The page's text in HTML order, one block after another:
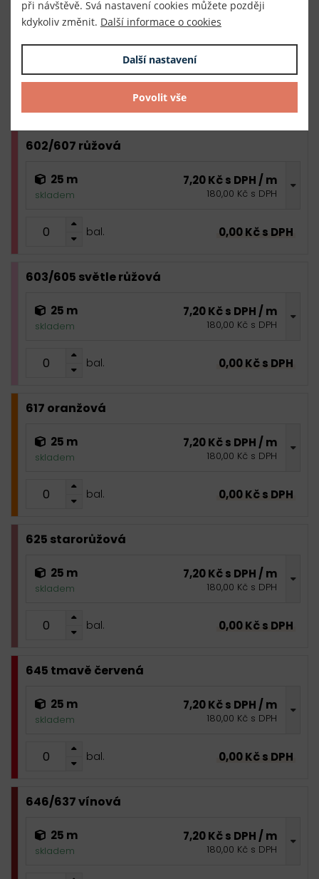
411/425 královská modrá
25 m 7,20 Kč s DPH / m
602/607 růžová
25 m
skladem
7,20 Kč s DPH / m
180,00 Kč s DPH
bal. 0,00 Kč s DPH
603/605 světle růžová
25 m
skladem
7,20 Kč s DPH / m
180,00 Kč s DPH
bal. 0,00 Kč s DPH
617 oranžová
25 m
skladem
7,20 Kč s DPH / m
180,00 Kč s DPH
bal. 0,00 Kč s DPH
625 starorůžová
25 m
skladem
7,20 Kč s DPH / m
180,00 Kč s DPH
bal. 0,00 Kč s DPH
645 tmavě červená
25 m
skladem
7,20 Kč s DPH / m
180,00 Kč s DPH
bal. 0,00 Kč s DPH
646/637 vínová
25 m
skladem
7,20 Kč s DPH / m
180,00 Kč s DPH
při návštěvě. Svá nastavení cookies můžete později
kdykoliv změnit. Další informace o cookies
Další nastavení
Povolit vše